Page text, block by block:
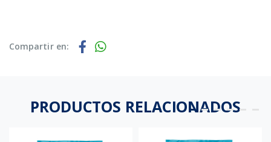
Compartir en:
PRODUCTOS RELACIONADOS